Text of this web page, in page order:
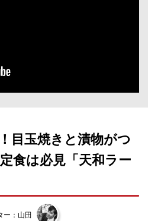
目玉焼きと漬物がつ
食は必見「天和ラー
ー：山田